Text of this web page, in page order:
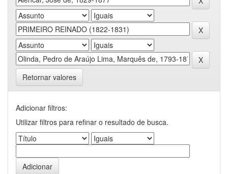
Retornar valores
Adicionar filtros:
Utilizar filtros para refinar o resultado de busca.